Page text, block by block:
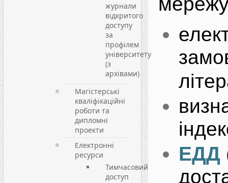
журнали
відкритого
доступу
за
профілем
університету
(з
архівами)
Магістерські
кваліфікаційні
роботи та
дипломні
проекти
Електронні
ресурси
Тимчасовий
доступ
ЕДД